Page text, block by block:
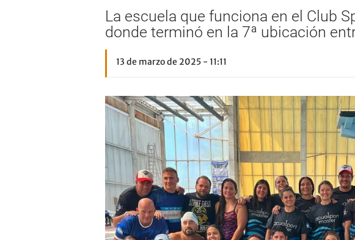
La escuela que funciona en el Club
donde terminó en la 7ª ubicación
13 de marzo de 2025 - 11:11